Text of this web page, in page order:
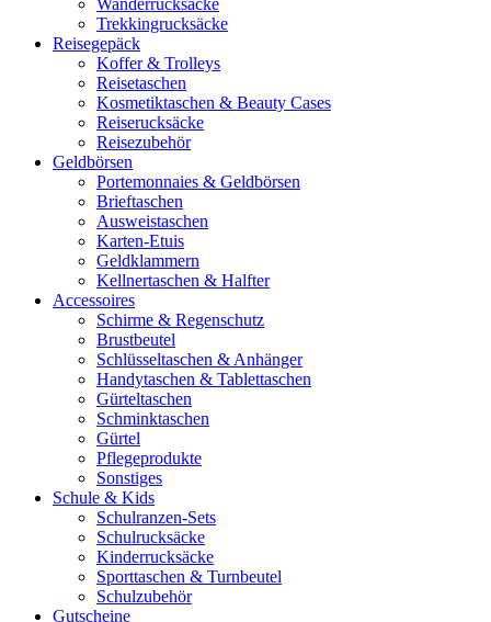
Wanderrucksäcke
Trekkingrucksäcke
Reisegepäck
Koffer & Trolleys
Reisetaschen
Kosmetiktaschen & Beauty Cases
Reiserucksäcke
Reisezubehör
Geldbörsen
Portemonnaies & Geldbörsen
Brieftaschen
Ausweistaschen
Karten-Etuis
Geldklammern
Kellnertaschen & Halfter
Accessoires
Schirme & Regenschutz
Brustbeutel
Schlüsseltaschen & Anhänger
Handytaschen & Tablettaschen
Gürteltaschen
Schminktaschen
Gürtel
Pflegeprodukte
Sonstiges
Schule & Kids
Schulranzen-Sets
Schulrucksäcke
Kinderrucksäcke
Sporttaschen & Turnbeutel
Schulzubehör
Gutscheine